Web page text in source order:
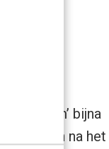
Premium’ bijna
te zijn na het